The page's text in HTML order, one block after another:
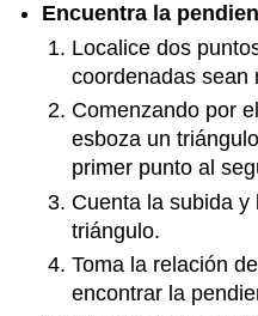
Encuentra la
Localice dos
coordenadas sean
Comenzando por
esboza un
primer punto al
Cuenta la subida y
triángulo.
Toma la relación
encontrar la